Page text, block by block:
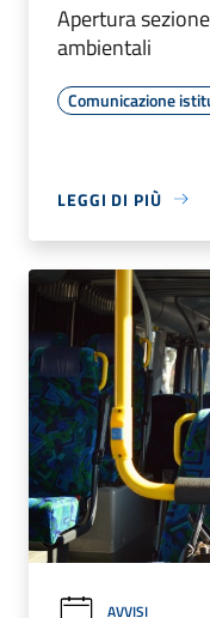
Apertura
ambientali
Comunicazione
LEGGI DI PIÙ
AVVISI